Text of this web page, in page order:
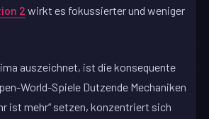
2 wirkt es fokussierter und weniger
auszeichnet, ist die konsequente
World-Spiele Dutzende Mechaniken
ist mehr“ setzen, konzentriert sich